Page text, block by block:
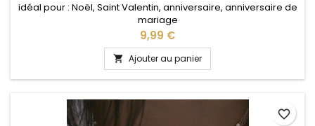
idéal pour : Noël, Saint Valentin, anniversaire, anniversaire de
mariage
Prix
9,99 €
 Ajouter au panier
favorite_border